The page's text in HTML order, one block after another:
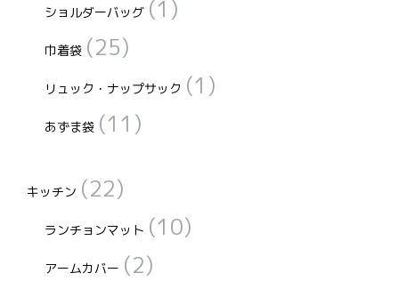
ショルダーバッグ (1)
巾着袋 (25)
リュック・ナップサック (1)
あずま袋 (11)
キッチン (22)
ランチョンマット (10)
アームカバー (2)